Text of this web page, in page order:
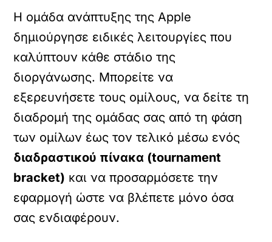
Η ομάδα ανάπτυξης της Apple
δημιούργησε ειδικές λειτουργίες που
καλύπτουν κάθε στάδιο της
διοργάνωσης. Μπορείτε να
εξερευνήσετε τους ομίλους, να δείτε τη
διαδρομή της ομάδας σας από τη φάση
των ομίλων έως τον τελικό μέσω ενός
διαδραστικού πίνακα (tournament
bracket) και να προσαρμόσετε την
εφαρμογή ώστε να βλέπετε μόνο όσα
σας ενδιαφέρουν.